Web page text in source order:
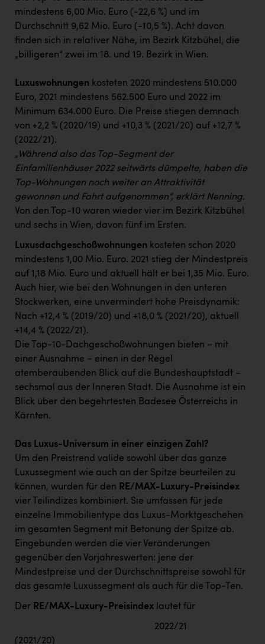
mindestens 6,00 Mio. Euro (-22,6 %) und im
Durchschnitt 9,62 Mio. Euro (-10,5 %). Acht davon
finden sich in relativer Nähe, im Bezirk Kitzbühel, die
„billigeren“ zwei im 18. und 19. Bezirk in Wien.
Luxuswohnungen kosteten 2020 mindestens 510.000
Euro, 2021 mindestens 562.500 Euro und 2022 im
Minimum 634.000 Euro. Die Preise stiegen demnach
von +2,2 % (2020/19) und +10,3 % (2021/20) auf +12,7 %
(2022/21).
„Während also das Top-Segment der
Einfamilienhäuser 2022 seitwärts dümpelte, haben die
Top-Wohnungen noch weiter an Attraktivität
gewonnen und Fahrt aufgenommen“, erklärt Nenning.
Von den Top-10 waren wieder vier im Bezirk Kitzbühel
und sechs in Wien, davon fünf im Ersten.
Luxusdachgeschoßwohnungen kosteten schon 2020
mindestens 1,00 Mio. Euro. 2021 stieg der Mindestpreis
auf 1,18 Mio. Euro und aktuell hält er bei 1,35 Mio. Euro.
Auch hier, wie bei den Wohnungen in den unteren
Stockwerken, eine unvermindert hohe Preisdynamik:
Nach +12,4 % (2019/20) und +18,0 % (2021/20), aktuell
+14,4 % (2022/21).
Die Top-10-Dachgeschoßwohnungen bieten − mit
einer Ausnahme − einen in der Regel
atemberaubenden Blick auf die Bundeshauptstadt –
sechsmal aus der Inneren Stadt. Die Ausnahme ist ein
Blick über den begehrtesten Badesee Österreichs in
Kärnten.
Das Luxus-Universum in einer einzigen Zahl?
Um den Preistrend valide sowohl über das ganze
Luxussegment wie auch an der Spitze beurteilen zu
können, wurden für den RE/MAX-Luxury-Preisindex
vier Teilindizes kombiniert. Sie umfassen für jede
einzelne Immobilientype das Luxus-Marktgeschehen
im gesamten Segment mit Betonung der Spitze ab.
Eingebunden werden die vier Veränderungen
gegenüber den Vorjahreswerten: jene der
Mindestpreise und der Durchschnittspreise sowohl für
das gesamte Luxussegment als auch für die Top-Ten.
Der RE/MAX-Luxury-Preisindex lautet für
2022/21
(2021/20)